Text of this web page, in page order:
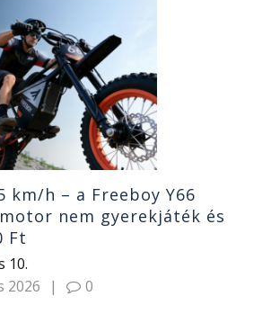
km/h – a Freeboy Y66
nem gyerekjáték és
Ft
10.
2026
| 0